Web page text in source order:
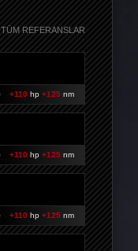
TÜM REFERANSLAR
+110 hp+125 nm
+110 hp+125 nm
+110 hp+125 nm